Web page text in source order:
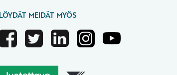
LÖYDÄT MEIDÄT MYÖS
FacebookTwitterLinkedinInstagramYoutube